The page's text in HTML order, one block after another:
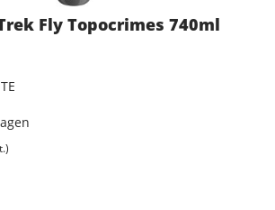
Fly Topocrimes 740ml